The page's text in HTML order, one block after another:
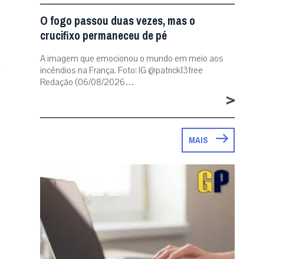
O fogo passou duas vezes, mas o
crucifixo permaneceu de pé
A imagem que emocionou o mundo em meio aos
incêndios na França. Foto: IG @patrick13free
Redação (06/08/2026…
>
MAIS